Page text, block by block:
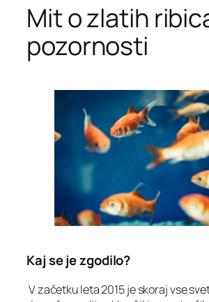
Mit o zlatih
pozornosti
Kaj se je zgodilo?
V začetku leta 2015 je skoraj vse